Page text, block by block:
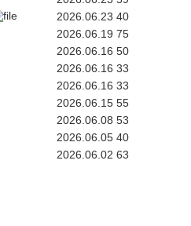
2026.06.23 40
2026.06.19 75
2026.06.16 50
2026.06.16 33
2026.06.16 33
2026.06.15 55
2026.06.08 53
2026.06.05 40
2026.06.02 63